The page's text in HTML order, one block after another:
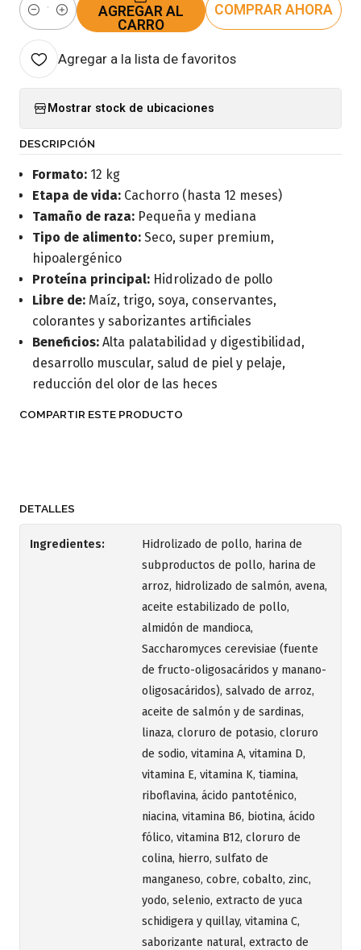
Cantidad
AGREGAR AL
CARRO
COMPRAR AHORA
Agregar a la lista de favoritos
Mostrar stock de ubicaciones
DESCRIPCIÓN
Formato: 12 kg
Etapa de vida: Cachorro (hasta 12 meses)
Tamaño de raza: Pequeña y mediana
Tipo de alimento: Seco, super premium,
hipoalergénico
Proteína principal: Hidrolizado de pollo
Libre de: Maíz, trigo, soya, conservantes,
colorantes y saborizantes artificiales
Beneficios: Alta palatabilidad y digestibilidad,
desarrollo muscular, salud de piel y pelaje,
reducción del olor de las heces
COMPARTIR ESTE PRODUCTO
DETALLES
Ingredientes:
Hidrolizado de pollo, harina de
subproductos de pollo, harina de
arroz, hidrolizado de salmón, avena,
aceite estabilizado de pollo,
almidón de mandioca,
Saccharomyces cerevisiae (fuente
de fructo-oligosacáridos y manano-
oligosacáridos), salvado de arroz,
aceite de salmón y de sardinas,
linaza, cloruro de potasio, cloruro
de sodio, vitamina A, vitamina D,
vitamina E, vitamina K, tiamina,
riboflavina, ácido pantoténico,
niacina, vitamina B6, biotina, ácido
fólico, vitamina B12, cloruro de
colina, hierro, sulfato de
manganeso, cobre, cobalto, zinc,
yodo, selenio, extracto de yuca
schidigera y quillay, vitamina C,
saborizante natural, extracto de